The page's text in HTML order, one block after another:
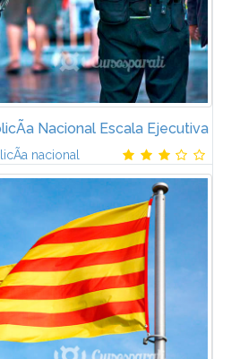
Nacional Escala Ejecutiva
nacional
Sociales Ciencias
3 volÃºmenes con 60 temas
lo solicitado en la convocatoria 2